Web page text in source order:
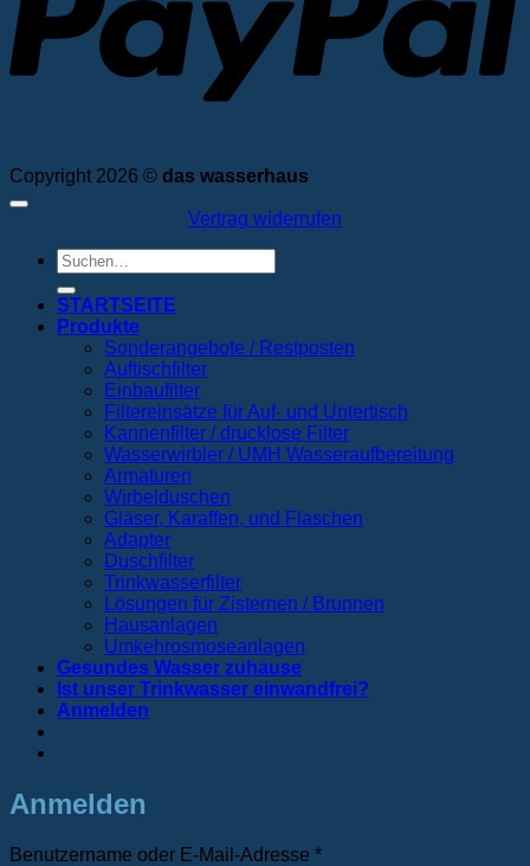
Copyright 2026 © das wasserhaus
Vertrag widerrufen
Suchen
nach:
STARTSEITE
Produkte
Sonderangebote / Restposten
Auftischfilter
Einbaufilter
Filtereinsätze für Auf- und Untertisch
Kannenfilter / drucklose Filter
Wasserwirbler / UMH Wasseraufbereitung
Armaturen
Wirbelduschen
Gläser, Karaffen, und Flaschen
Adapter
Duschfilter
Trinkwasserfilter
Lösungen für Zisternen / Brunnen
Hausanlagen
Umkehrosmoseanlagen
Gesundes Wasser zuhause
Ist unser Trinkwasser einwandfrei?
Anmelden
Anmelden
Benutzername oder E-Mail-Adresse *Erforderlich